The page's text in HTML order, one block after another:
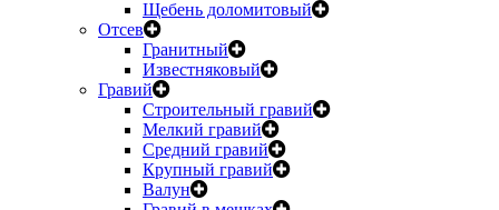
Щебень доломитовый
Отсев
Гранитный
Известняковый
Гравий
Строительный гравий
Мелкий гравий
Средний гравий
Крупный гравий
Валун